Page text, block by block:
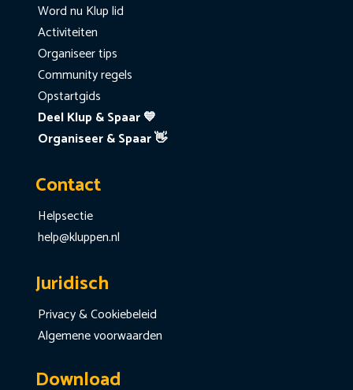
Word nu Klup lid
Activiteiten
Organiseer tips
Community regels
Opstartgids
Deel Klup & Spaar 💙
Organiseer & Spaar 👋
Contact
Helpsectie
help@kluppen.nl
Juridisch
Privacy & Cookiebeleid
Algemene voorwaarden
Download